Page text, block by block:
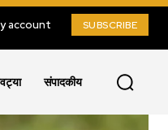
account SUBSCRIBE
संपादकीय